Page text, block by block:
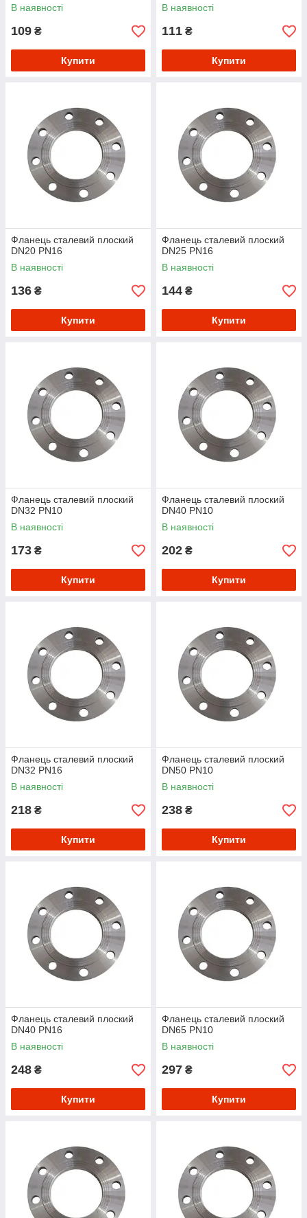
В наявності
109 ₴
Купити
В наявності
111 ₴
Купити
Фланець сталевий плоский
DN20 PN16
В наявності
136 ₴
Купити
Фланець сталевий плоский
DN25 PN16
В наявності
144 ₴
Купити
Фланець сталевий плоский
DN32 PN10
В наявності
173 ₴
Купити
Фланець сталевий плоский
DN40 PN10
В наявності
202 ₴
Купити
Фланець сталевий плоский
DN32 PN16
В наявності
218 ₴
Купити
Фланець сталевий плоский
DN50 PN10
В наявності
238 ₴
Купити
Фланець сталевий плоский
DN40 PN16
В наявності
248 ₴
Купити
Фланець сталевий плоский
DN65 PN10
В наявності
297 ₴
Купити